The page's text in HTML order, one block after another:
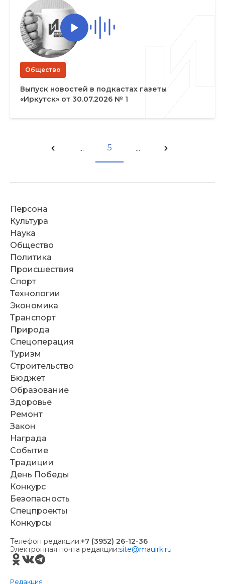
Общество
Выпуск новостей в подкастах газеты
«Иркутск» от 30.07.2026 № 1
... 5 ...
Персона
Культура
Наука
Общество
Политика
Происшествия
Спорт
Технологии
Экономика
Транспорт
Природа
Спецоперация
Туризм
Строительство
Бюджет
Образование
Здоровье
Ремонт
Закон
Награда
Событие
Традиции
День Победы
Конкурс
Безопасность
Спецпроекты
Конкурсы
Телефон редакции:+7 (3952) 26-12-36
Электронная почта редакции:site@mauirk.ru
Редакция